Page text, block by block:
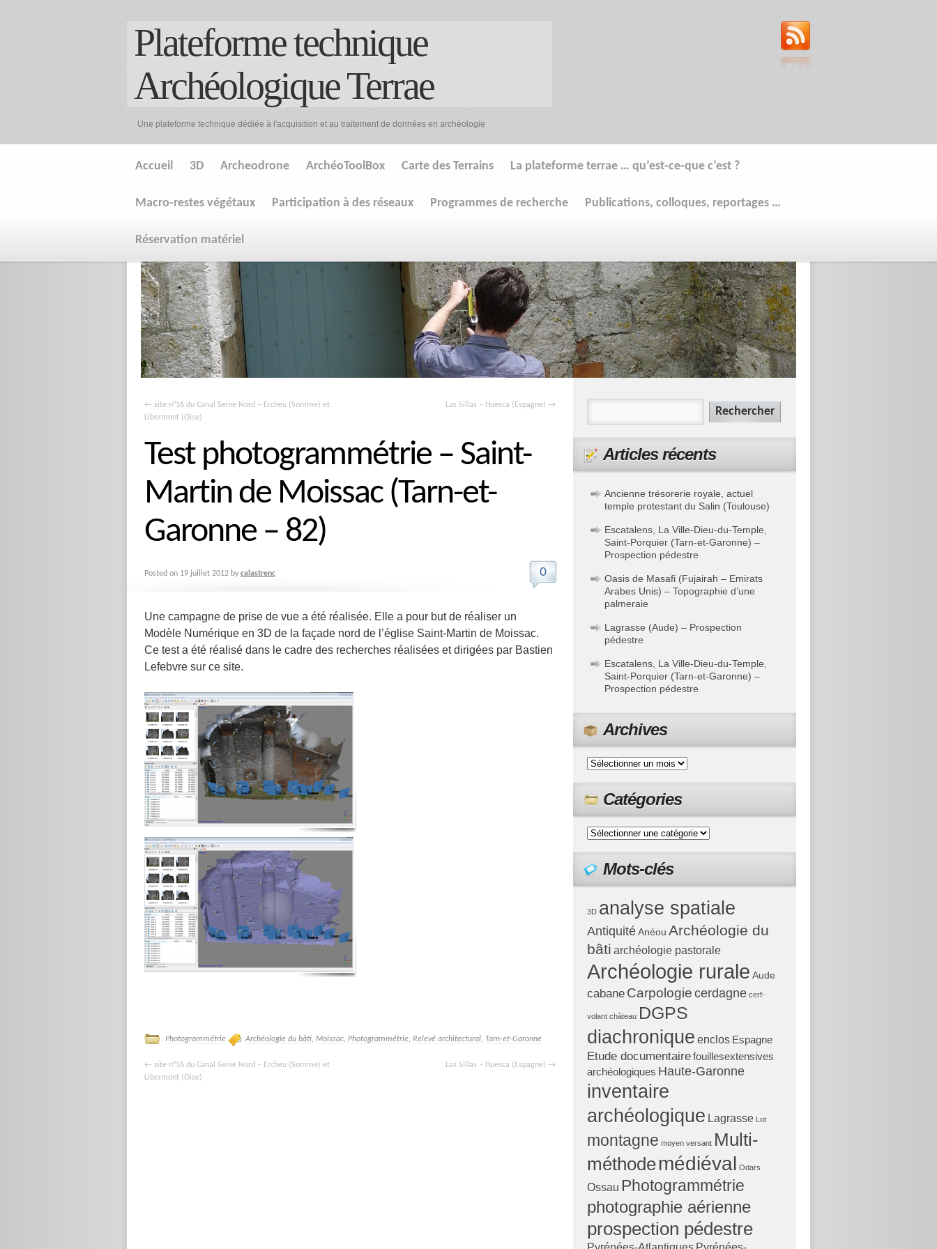
Plateforme technique
Archéologique Terrae
Une plateforme technique dédiée à l'acquisition et au traitement de données en archéologie
Accueil 3D Archeodrone ArchéoToolBox Carte des Terrains La plateforme terrae … qu’est-ce-que c’est ?
Macro-restes végétaux Participation à des réseaux Programmes de recherche Publications, colloques, reportages …
Réservation matériel
← site n°16 du Canal Seine Nord – Ercheu (Somme) et
Libermont (Oise)
Las Sillas – Huesca (Espagne) →
Test photogrammétrie – Saint-
Martin de Moissac (Tarn-et-
Garonne – 82)
Posted on 19 juillet 2012 by calastrenc 0
Une campagne de prise de vue a été réalisée. Elle a pour but de réaliser un
Modèle Numérique en 3D de la façade nord de l’église Saint-Martin de Moissac.
Ce test a été réalisé dans le cadre des recherches réalisées et dirigées par Bastien
Lefebvre sur ce site.
Photogrammétrie Archéologie du bâti, Moissac, Photogrammétrie, Relevé architectural, Tarn-et-Garonne
← site n°16 du Canal Seine Nord – Ercheu (Somme) et
Libermont (Oise)
Las Sillas – Huesca (Espagne) →
Articles récents
Ancienne trésorerie royale, actuel
temple protestant du Salin (Toulouse)
Escatalens, La Ville-Dieu-du-Temple,
Saint-Porquier (Tarn-et-Garonne) –
Prospection pédestre
Oasis de Masafi (Fujairah – Emirats
Arabes Unis) – Topographie d’une
palmeraie
Lagrasse (Aude) – Prospection
pédestre
Escatalens, La Ville-Dieu-du-Temple,
Saint-Porquier (Tarn-et-Garonne) –
Prospection pédestre
Archives
Catégories
Mots-clés
3D analyse spatiale
Antiquité Anéou Archéologie du
bâti archéologie pastorale
Archéologie rurale Aude
cabane Carpologie cerdagne cerf-
volant château DGPS
diachronique enclos Espagne
Etude documentairefouillesextensives
archéologiques Haute-Garonne
inventaire
archéologique Lagrasse Lot
montagne moyen versant Multi-
méthodemédiéval Odars
Ossau Photogrammétrie
photographie aérienne
prospection pédestre